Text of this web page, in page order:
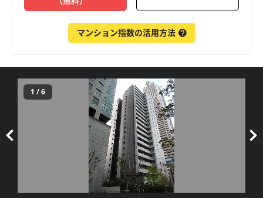
マンション指数の活用方法
1 /6